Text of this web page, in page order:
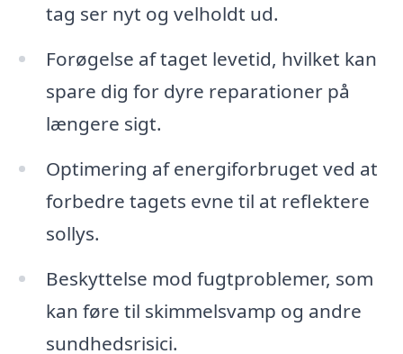
tag ser nyt og velholdt ud.
Forøgelse af taget levetid, hvilket kan
spare dig for dyre reparationer på
længere sigt.
Optimering af energiforbruget ved at
forbedre tagets evne til at reflektere
sollys.
Beskyttelse mod fugtproblemer, som
kan føre til skimmelsvamp og andre
sundhedsrisici.